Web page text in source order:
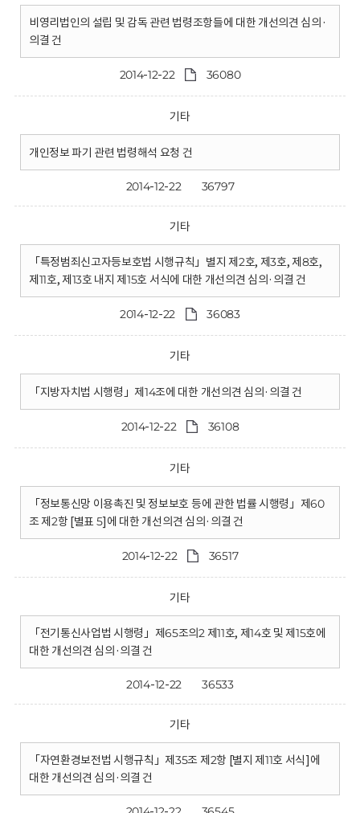
비영리법인의 설립 및 감독 관련 법령조항들에 대한 개선의견 심의·
의결 건
2014-12-22 36080
기타
개인정보 파기 관련 법령해석 요청 건
2014-12-22 36797
기타
「특정범죄신고자등보호법 시행규칙」별지 제2호, 제3호, 제8호,
제11호, 제13호 내지 제15호 서식에 대한 개선의견 심의·의결 건
2014-12-22 36083
기타
「지방자치법 시행령」제14조에 대한 개선의견 심의·의결 건
2014-12-22 36108
기타
「정보통신망 이용촉진 및 정보보호 등에 관한 법률 시행령」제60
조 제2항 [별표 5]에 대한 개선의견 심의·의결 건
2014-12-22 36517
기타
「전기통신사업법 시행령」제65조의2 제11호, 제14호 및 제15호에
대한 개선의견 심의·의결 건
2014-12-22 36533
기타
「자연환경보전법 시행규칙」제35조 제2항 [별지 제11호 서식]에
대한 개선의견 심의·의결 건